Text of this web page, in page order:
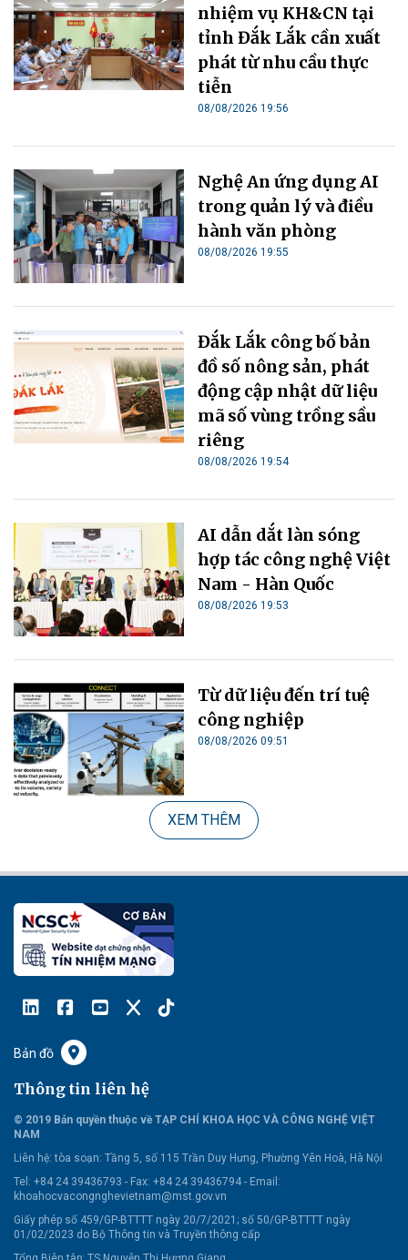
nhiệm vụ KH&CN tại
tỉnh Đắk Lắk cần xuất
phát từ nhu cầu thực
tiễn
08/08/2026 19:56
Nghệ An ứng dụng AI
trong quản lý và điều
hành văn phòng
08/08/2026 19:55
Đắk Lắk công bố bản
đồ số nông sản, phát
động cập nhật dữ liệu
mã số vùng trồng sầu
riêng
08/08/2026 19:54
AI dẫn dắt làn sóng
hợp tác công nghệ Việt
Nam - Hàn Quốc
08/08/2026 19:53
Từ dữ liệu đến trí tuệ
công nghiệp
08/08/2026 09:51
XEM THÊM
Bản đồ
Thông tin liên hệ
© 2019 Bản quyền thuộc về TẠP CHÍ KHOA HỌC VÀ CÔNG NGHỆ VIỆT
NAM
Liên hệ: tòa soạn: Tầng 5, số 115 Trần Duy Hưng, Phường Yên Hoà, Hà Nội
Tel: +84 24 39436793 - Fax: +84 24 39436794 - Email:
khoahocvacongnghevietnam@mst.gov.vn
Giấy phép số 459/GP-BTTTT ngày 20/7/2021; số 50/GP-BTTTT ngày
01/02/2023 do Bộ Thông tin và Truyền thông cấp